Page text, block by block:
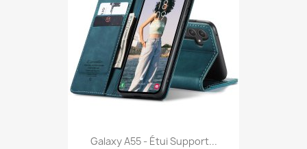
Galaxy A55 - Étui Support...